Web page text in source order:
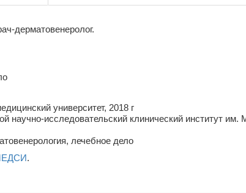
дерматовенеролог.
университет, 2018 г
научно-исследовательский клинический институт им.
лечебное дело
.